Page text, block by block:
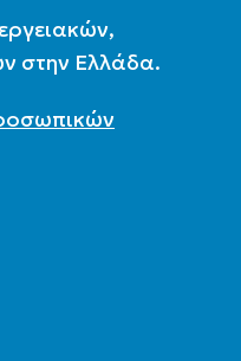
στην Ελλάδα.